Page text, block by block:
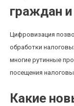
граждан
Цифровизация
обработки
многие рутинные
посещения
Какие